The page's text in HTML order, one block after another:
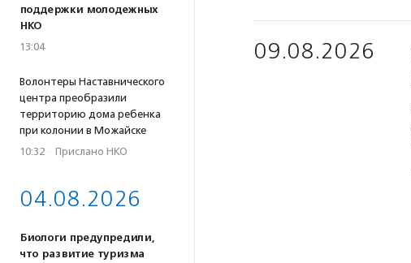
поддержки молодежных
НКО
13:04
Волонтеры Наставнического
центра преобразили
территорию дома ребенка
при колонии в Можайске
10:32 · Прислано НКО
04.08.2026
Биологи предупредили,
что развитие туризма
09.08.2026